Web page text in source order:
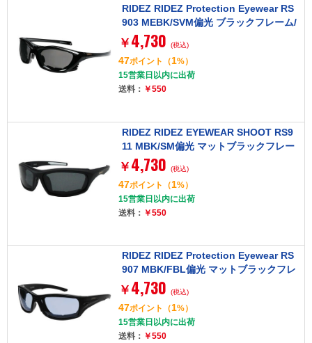
RIDEZ RIDEZ Protection Eyewear RS
903 MEBK/SVM偏光 ブラックフレーム/
シルバーミラーレンズ [アイウェア]
￥ 4,730 (税込)
47ポイント （1%）
15営業日以内に出荷
送料： ￥550
RIDEZ RIDEZ EYEWEAR SHOOT RS9
11 MBK/SM偏光 マットブラックフレー
ム/スモークレンズ [アイウェア]
￥ 4,730 (税込)
47ポイント （1%）
15営業日以内に出荷
送料： ￥550
RIDEZ RIDEZ Protection Eyewear RS
907 MBK/FBL偏光 マットブラックフレ
ーム/ブルーレンズ [アイウェア]
￥ 4,730 (税込)
47ポイント （1%）
15営業日以内に出荷
送料： ￥550